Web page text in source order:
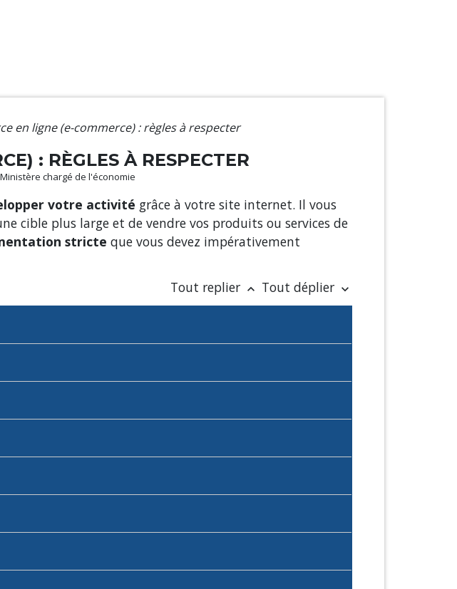
en ligne (e-commerce) : règles à respecter
: RÈGLES À RESPECTER
chargé de l'économie
votre activité grâce à votre site internet. Il vous
cible plus large et de vendre vos produits ou services de
stricte que vous devez impérativement
Tout replier keyboard_arrow_up Tout déplier keyboard_arrow_down